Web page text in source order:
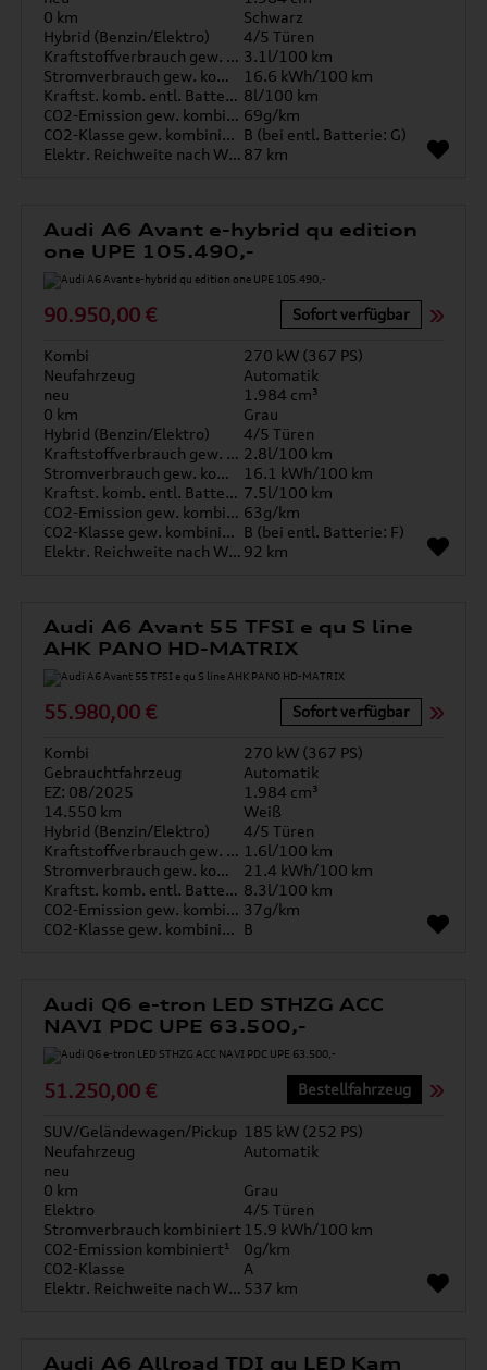
0 km
Schwarz
Hybrid (Benzin/Elektro)
4/5 Türen
Kraftstoffverbrauch gew. kombiniert 3.1l/100 km
Stromverbrauch gew. kombiniert
16.6 kWh/100 km
Kraftst. komb. entl. Batterie 8l/100 km
CO2-Emission gew. kombiniert 69g/km
CO2-Klasse gew. kombiniert B (bei entl. Batterie: G)
Elektr. Reichweite nach WLTP* 87 km
Audi A6 Avant e-hybrid qu edition
one UPE 105.490,-
90.950,00 € Sofort verfügbar
Kombi
270 kW (367 PS)
Neufahrzeug
Automatik
neu
1.984 cm³
0 km
Grau
Hybrid (Benzin/Elektro)
4/5 Türen
Kraftstoffverbrauch gew. kombiniert 2.8l/100 km
Stromverbrauch gew. kombiniert
16.1 kWh/100 km
Kraftst. komb. entl. Batterie 7.5l/100 km
CO2-Emission gew. kombiniert 63g/km
CO2-Klasse gew. kombiniert B (bei entl. Batterie: F)
Elektr. Reichweite nach WLTP* 92 km
Audi A6 Avant 55 TFSI e qu S line
AHK PANO HD-MATRIX
55.980,00 € Sofort verfügbar
Kombi
270 kW (367 PS)
Gebrauchtfahrzeug
Automatik
EZ: 08/2025
1.984 cm³
14.550 km
Weiß
Hybrid (Benzin/Elektro)
4/5 Türen
Kraftstoffverbrauch gew. kombiniert 1.6l/100 km
Stromverbrauch gew. kombiniert
21.4 kWh/100 km
Kraftst. komb. entl. Batterie 8.3l/100 km
CO2-Emission gew. kombiniert 37g/km
CO2-Klasse gew. kombiniert B
Audi Q6 e-tron LED STHZG ACC
NAVI PDC UPE 63.500,-
51.250,00 € Bestellfahrzeug
SUV/Geländewagen/Pickup 185 kW (252 PS)
Neufahrzeug
Automatik
neu
0 km
Grau
Elektro
4/5 Türen
Stromverbrauch kombiniert 15.9 kWh/100 km
CO2-Emission kombiniert¹
0g/km
CO2-Klasse
A
Elektr. Reichweite nach WLTP* 537 km
Audi A6 Allroad TDI qu LED Kam